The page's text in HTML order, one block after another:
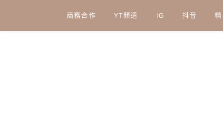
content
商務合作 YT頻道 IG 抖音